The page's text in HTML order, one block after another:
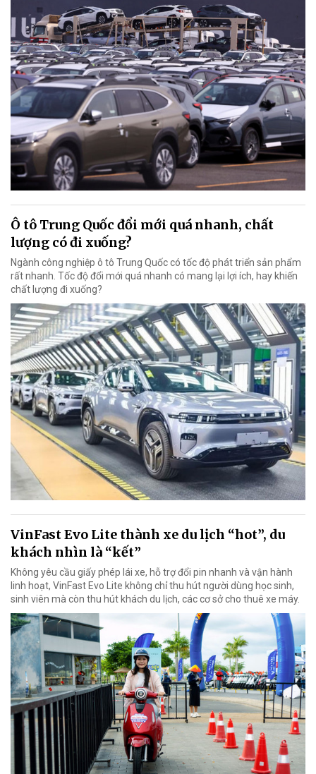
Ô tô Trung Quốc đổi mới quá nhanh, chất
lượng có đi xuống?
Ngành công nghiệp ô tô Trung Quốc có tốc độ phát triển sản phẩm
rất nhanh. Tốc độ đổi mới quá nhanh có mang lại lợi ích, hay khiến
chất lượng đi xuống?
VinFast Evo Lite thành xe du lịch “hot”, du
khách nhìn là “kết”
Không yêu cầu giấy phép lái xe, hỗ trợ đổi pin nhanh và vận hành
linh hoạt, VinFast Evo Lite không chỉ thu hút người dùng học sinh,
sinh viên mà còn thu hút khách du lịch, các cơ sở cho thuê xe máy.